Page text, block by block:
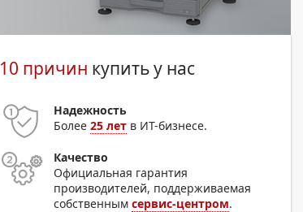
10 причин купить у нас
Надежность
Более25 лет в ИТ-бизнесе.
Качество
Официальная гарантия
производителей, поддерживаемая
собственнымсервис-центром.